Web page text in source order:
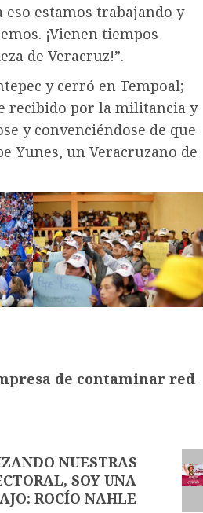
eso estamos trabajando y
¡Vienen tiempos
de Veracruz!”.
y cerró en Tempoal;
recibido por la militancia y
y convenciéndose de que
Yunes, un Veracruzano de
de contaminar red
NUESTRAS
SOY UNA
ROCÍO NAHLE